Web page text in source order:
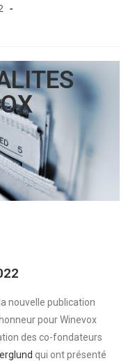
nouvelle publication
pour Winevox
des co-fondateurs
qui ont présenté